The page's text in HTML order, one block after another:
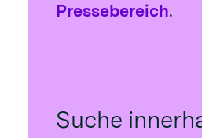
Pressebereich.
Suche